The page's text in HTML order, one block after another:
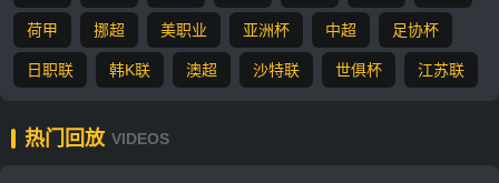
荷甲 挪超 美职业 亚洲杯 中超 足协杯
日职联 韩K联 澳超 沙特联 世俱杯 江苏联
热门回放 VIDEOS